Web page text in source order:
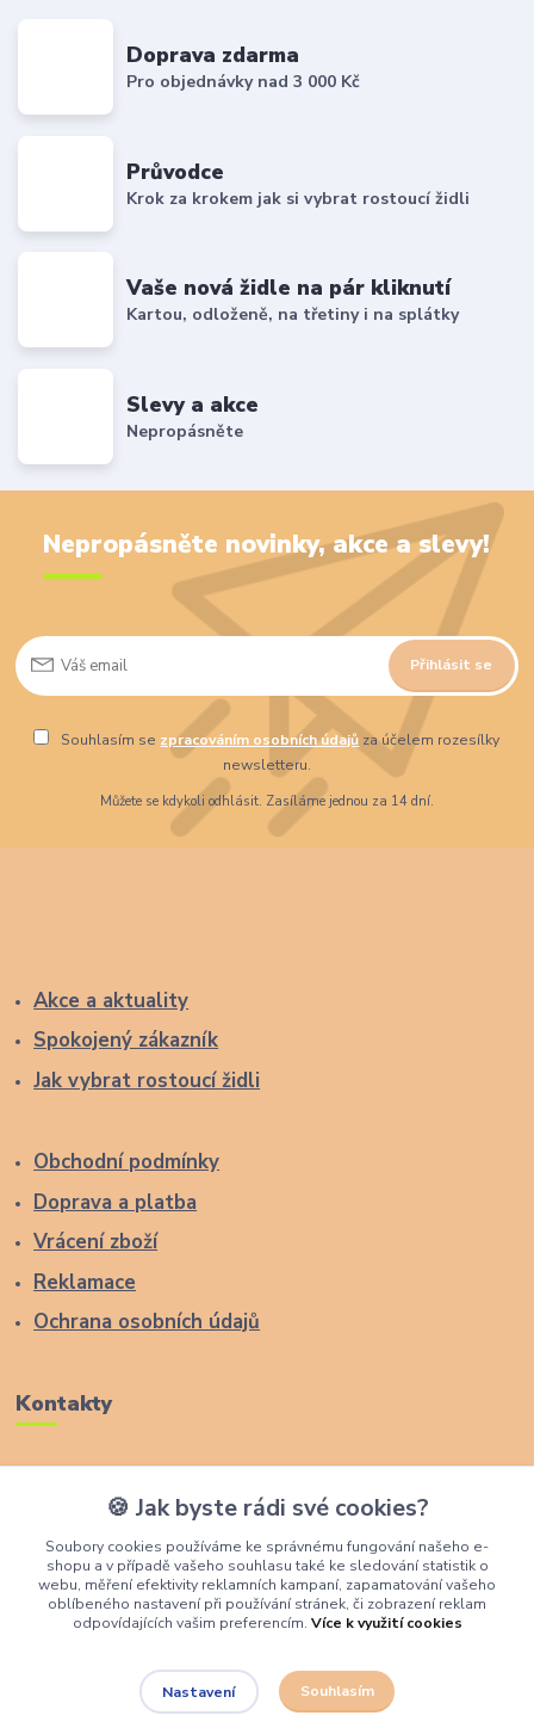
Doprava zdarma
Pro objednávky nad 3 000 Kč
Průvodce
Krok za krokem jak si vybrat rostoucí židli
Vaše nová židle na pár kliknutí
Kartou, odloženě, na třetiny i na splátky
Slevy a akce
Nepropásněte
Nepropásněte novinky, akce a slevy!
Přihlásit se
Souhlasím se zpracováním osobních údajů za účelem rozesílky
newsletteru.
Můžete se kdykoli odhlásit. Zasíláme jednou za 14 dní.
Akce a aktuality
Spokojený zákazník
Jak vybrat rostoucí židli
Obchodní podmínky
Doprava a platba
Vrácení zboží
Reklamace
Ochrana osobních údajů
Kontakty
+420 774 291 043
info@rostouci-zidle.cz
🍪 Jak byste rádi své cookies?
Soubory cookies používáme ke správnému fungování našeho e-
shopu a v případě vašeho souhlasu také ke sledování statistik o
webu, měření efektivity reklamních kampaní, zapamatování vašeho
oblíbeného nastavení při používání stránek, či zobrazení reklam
odpovídajících vašim preferencím. Více k využití cookies
Nastavení Souhlasím